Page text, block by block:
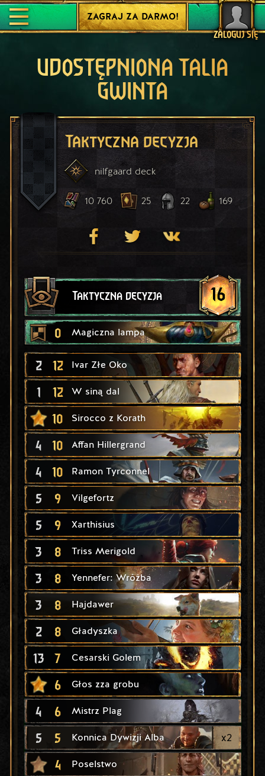
ZALOGUJ SIĘ
ZAGRAJ ZA DARMO!
UDOSTĘPNIONA TALIA
GWINTA
Taktyczna decyzja
nilfgaard deck
10 760 25 22 169
Taktyczna decyzja 16
0 Magiczna lampa
2 12 Ivar Złe Oko
1 12 W siną dal
10 Sirocco z Korath
4 10 Affan Hillergrand
4 10 Ramon Tyrconnel
5 9 Vilgefortz
5 9 Xarthisius
3 8 Triss Merigold
3 8 Yennefer: Wróżba
3 8 Hajdawer
2 8 Gładyszka
13 7 Cesarski Golem
6 Głos zza grobu
4 6 Mistrz Plag
5 5 Konnica Dywizji Alba x2
4 Poselstwo